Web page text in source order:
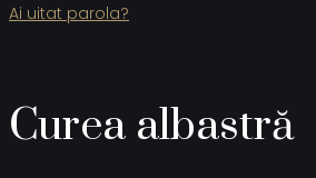
Ai uitat parola?
Curea albastră